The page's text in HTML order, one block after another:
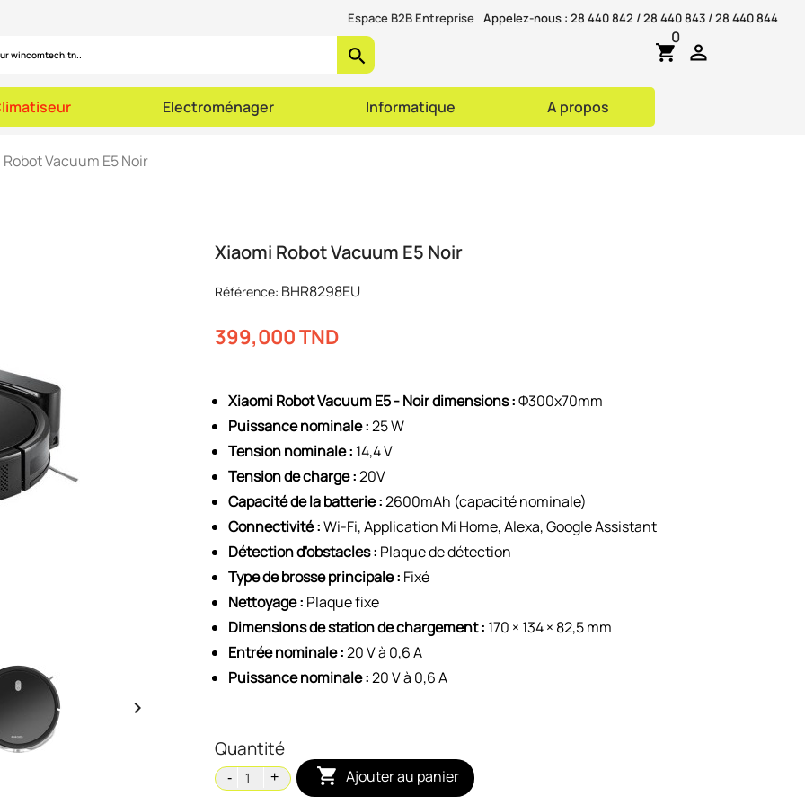
Espace B2B Entreprise Appelez-nous : 28 440 842 / 28 440 843 / 28 440 844
search 
shopping_cart
0
Electroménager Informatique A propos
Vacuum E5 Noir

Xiaomi Robot Vacuum E5 Noir
Référence: BHR8298EU
399,000 TND
Xiaomi Robot Vacuum E5 - Noir dimensions :Φ300x70mm
Puissance nominale :25 W
Tension nominale : 14,4 V
Tension de charge :20V
Capacité de la batterie :2600mAh (capacité nominale)
Connectivité :Wi-Fi, Application Mi Home, Alexa, Google Assistant
Détection d'obstacles : Plaque de détection
Type de brosse principale : Fixé
Nettoyage : Plaque fixe
Dimensions de station de chargement : 170 × 134 × 82,5 mm
Entrée nominale :20 V à 0,6 A
Puissance nominale :20 V à 0,6 A
Quantité
 Ajouter au panier